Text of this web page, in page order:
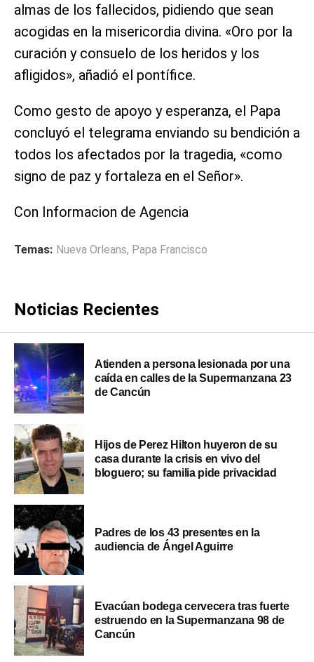
almas de los fallecidos, pidiendo que sean
acogidas en la misericordia divina. «Oro por la
curación y consuelo de los heridos y los
afligidos», añadió el pontífice.
Como gesto de apoyo y esperanza, el Papa
concluyó el telegrama enviando su bendición a
todos los afectados por la tragedia, «como
signo de paz y fortaleza en el Señor».
Con Informacion de Agencia
Temas: Nueva Orleans, Papa Francisco
Noticias Recientes
Atienden a persona lesionada por una
caída en calles de la Supermanzana 23
de Cancún
Hijos de Perez Hilton huyeron de su
casa durante la crisis en vivo del
bloguero; su familia pide privacidad
Padres de los 43 presentes en la
audiencia de Ángel Aguirre
Evacúan bodega cervecera tras fuerte
estruendo en la Supermanzana 98 de
Cancún